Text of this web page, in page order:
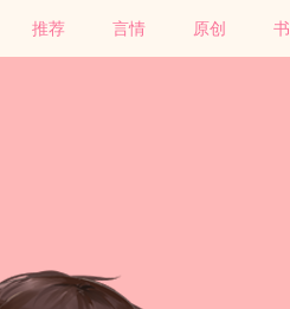
推荐 言情 原创